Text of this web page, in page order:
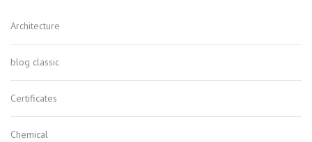
Architecture
blog classic
Certificates
Chemical